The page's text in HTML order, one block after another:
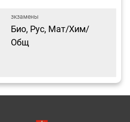
Био, Рус, Мат/Хим/
Общ